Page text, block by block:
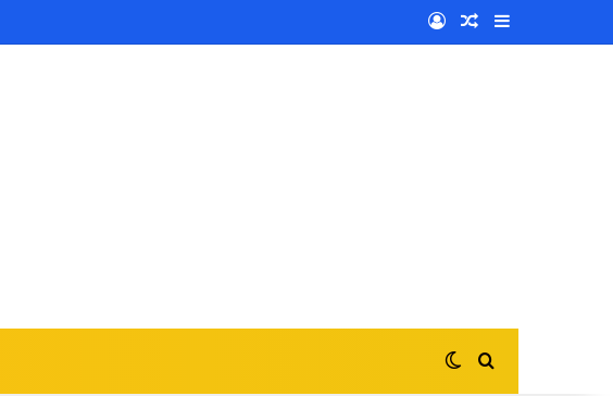
Log InRandom Article
Switch skin